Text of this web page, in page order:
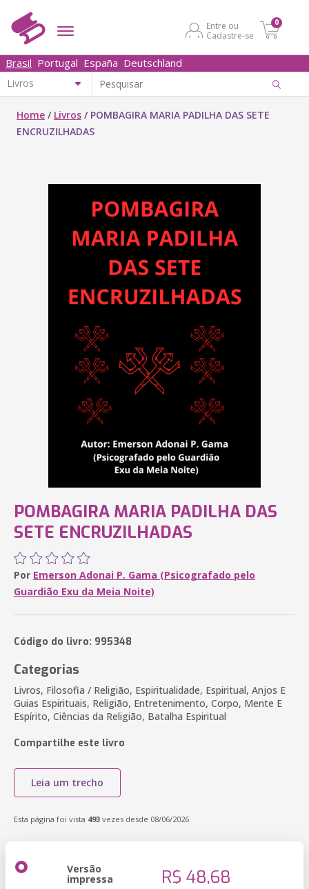
Entre ou
Cadastre-se
0
Brasil Portugal España Deutschland
Home / Livros / POMBAGIRA MARIA PADILHA DAS SETE
ENCRUZILHADAS
POMBAGIRA MARIA PADILHA DAS
SETE ENCRUZILHADAS
Por Emerson Adonai P. Gama (Psicografado pelo
Guardião Exu da Meia Noite)
Código do livro: 995348
Categorias
Livros, Filosofia / Religião, Espiritualidade, Espiritual, Anjos E
Guias Espirituais, Religião, Entretenimento, Corpo, Mente E
Espírito, Ciências da Religião, Batalha Espiritual
Compartilhe este livro
Leia um trecho
Esta página foi vista 493 vezes desde 08/06/2026
Versão
impressa R$ 48,68